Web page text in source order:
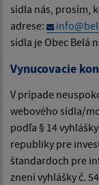
sídla nás, prosím,
adrese:
sídla je Obec Belá
Vynucovacie
V prípade
webového sídla/
podľa § 14
republiky pre
štandardoch pre
znení vyhlášky č.